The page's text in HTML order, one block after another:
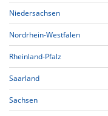
Niedersachsen
Nordrhein-Westfalen
Rheinland-Pfalz
Saarland
Sachsen